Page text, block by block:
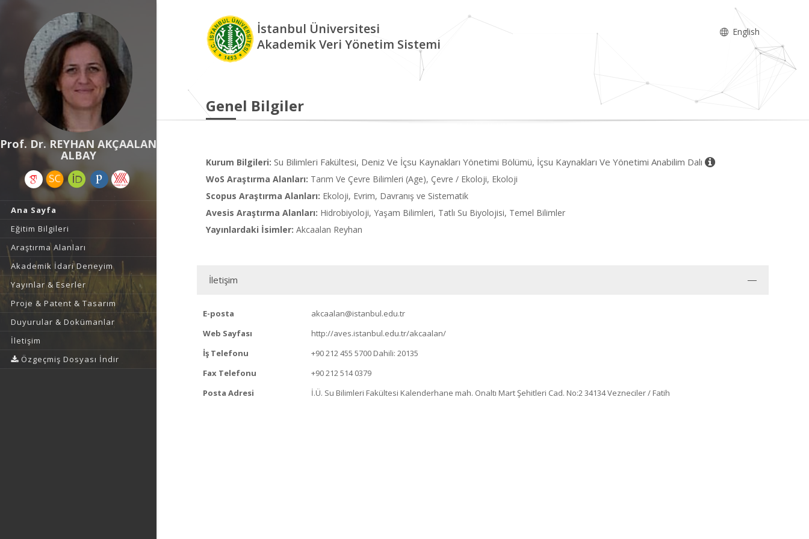
Prof. Dr. REYHAN AKÇAALAN
ALBAY
Ana Sayfa
Eğitim Bilgileri
Araştırma Alanları
Akademik İdari Deneyim
Yayınlar & Eserler
Proje & Patent & Tasarım
Duyurular & Dokümanlar
İletişim
Özgeçmiş Dosyası İndir
İstanbul Üniversitesi
Akademik Veri Yönetim Sistemi
English
Genel Bilgiler
Kurum Bilgileri: Su Bilimleri Fakültesi, Deniz Ve İçsu Kaynakları Yönetimi Bölümü, İçsu Kaynakları Ve Yönetimi Anabilim Dalı
WoS Araştırma Alanları: Tarım Ve Çevre Bilimleri (Age), Çevre / Ekoloji, Ekoloji
Scopus Araştırma Alanları: Ekoloji, Evrim, Davranış ve Sistematik
Avesis Araştırma Alanları: Hidrobiyoloji, Yaşam Bilimleri, Tatlı Su Biyolojisi, Temel Bilimler
Yayınlardaki İsimler: Akcaalan Reyhan
İletişim
E-posta
akcaalan@istanbul.edu.tr
Web Sayfası
http://aves.istanbul.edu.tr/akcaalan/
İş Telefonu
+90 212 455 5700 Dahili: 20135
Fax Telefonu
+90 212 514 0379
Posta Adresi
İ.Ü. Su Bilimleri Fakültesi Kalenderhane mah. Onaltı Mart Şehitleri Cad. No:2 34134 Vezneciler / Fatih